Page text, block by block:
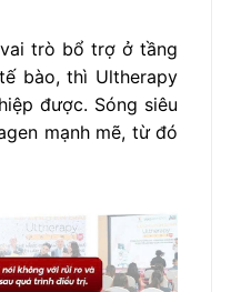
trò bổ trợ ở tầng
bào, thì Ultherapy
được. Sóng siêu
mạnh mẽ, từ đó